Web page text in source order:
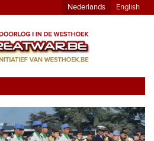
Nederlands English